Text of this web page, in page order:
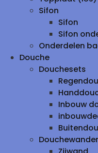
Sifon
Sifon
Sifon
Onderdelen
Douche
Douchesets
Inbouw